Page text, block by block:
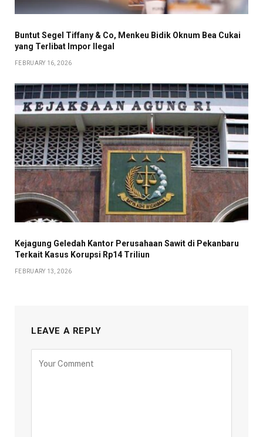
Buntut Segel Tiffany & Co, Menkeu Bidik Oknum Bea Cukai
yang Terlibat Impor Ilegal
FEBRUARY 16, 2026
Kejagung Geledah Kantor Perusahaan Sawit di Pekanbaru
Terkait Kasus Korupsi Rp14 Triliun
FEBRUARY 13, 2026
LEAVE A REPLY